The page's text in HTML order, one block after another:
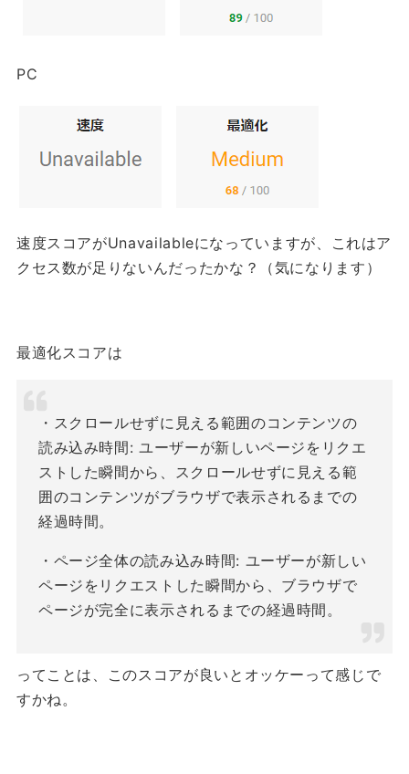
PC
速度スコアがUnavailableになっていますが、これはア
クセス数が足りないんだったかな？（気になります）
最適化スコアは
・スクロールせずに見える範囲のコンテンツの
読み込み時間: ユーザーが新しいページをリクエ
ストした瞬間から、スクロールせずに見える範
囲のコンテンツがブラウザで表示されるまでの
経過時間。
・ページ全体の読み込み時間: ユーザーが新しい
ページをリクエストした瞬間から、ブラウザで
ページが完全に表示されるまでの経過時間。
ってことは、このスコアが良いとオッケーって感じで
すかね。